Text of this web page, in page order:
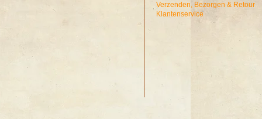
Verzenden, Bezorgen & Retour
Klantenservice